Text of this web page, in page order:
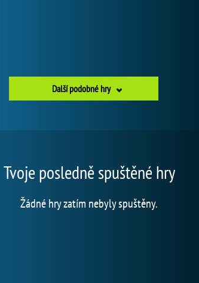
Další podobné hry
Tvoje posledně spuštěné hry
Žádné hry zatím nebyly spuštěny.